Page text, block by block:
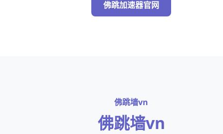
佛跳加速器官网
佛跳墙vn
佛跳墙vn